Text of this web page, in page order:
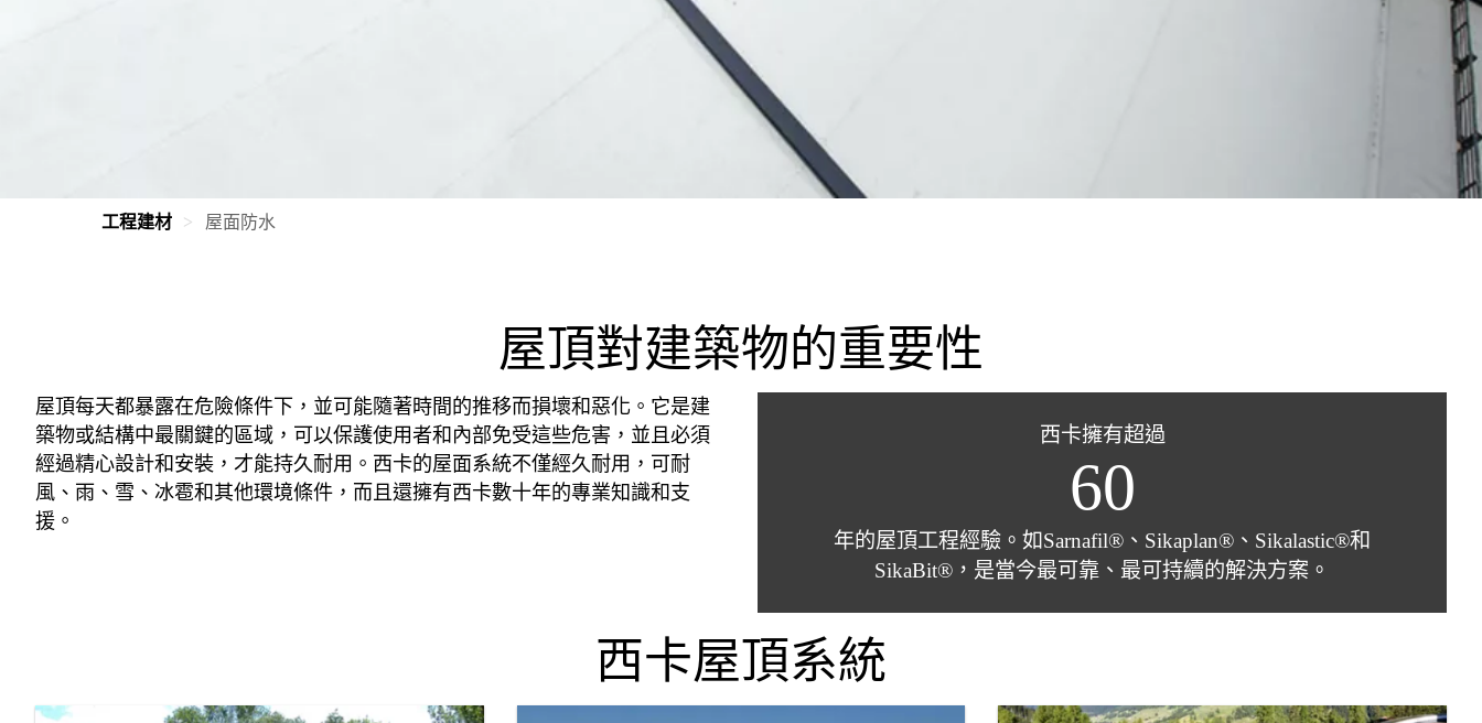
工程建材 屋面防水
屋頂對建築物的重要性
屋頂每天都暴露在危險條件下，並可能隨著時間的推移而損壞和惡化。它是建
築物或結構中最關鍵的區域，可以保護使用者和內部免受這些危害，並且必須
經過精心設計和安裝，才能持久耐用。西卡的屋面系統不僅經久耐用，可耐
風、雨、雪、冰雹和其他環境條件，而且還擁有西卡數十年的專業知識和支
援。
西卡擁有超過
60
年的屋頂工程經驗。如Sarnafil®、Sikaplan®、Sikalastic®和
SikaBit®，是當今最可靠、最可持續的解決方案。
西卡屋頂系統